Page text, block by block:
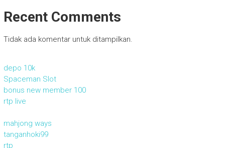
Recent Comments
Tidak ada komentar untuk ditampilkan.
depo 10k
Spaceman Slot
bonus new member 100
rtp live
mahjong ways
tanganhoki99
rtp